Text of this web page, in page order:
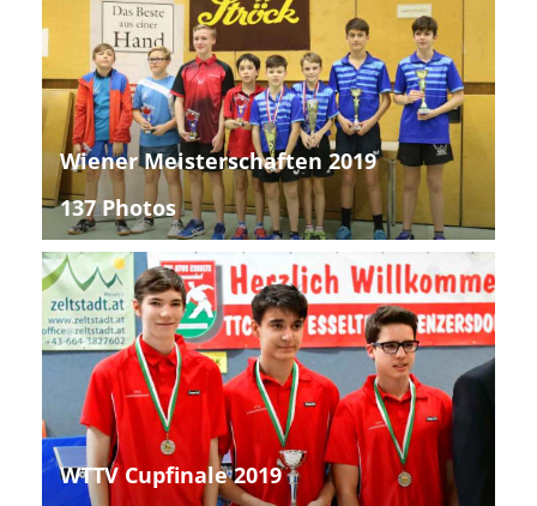
Wiener Meisterschaften 2019
137 Photos
WTTV Cupfinale 2019